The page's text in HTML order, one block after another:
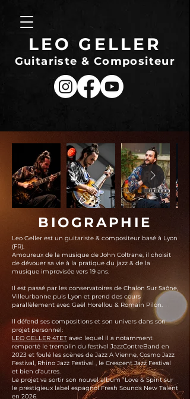
LEO GELLER
Guitariste & Compositeur
BIOGRAPHIE
Leo Geller est un guitariste & compositeur basé à Lyon
(FR).
Amoureux de la musique de John Coltrane, il choisit
de dévouer sa vie à la pratique du jazz & de la
musique improvisée vers 19 ans.
Il est passé par les conservatoires de Chalon Sur Saône,
Villeurbanne puis Lyon et prend des cours
parallèlement avec Gaël Horellou & Romain Pilon.
Il défend ses compositions et son univers dans son
projet personnel:
LEO GELLER 4TET avec lequel il a notamment
remporté le tremplin du festival JazzContreBand en
2023 et foulé les scènes de Jazz A Vienne, Cosmo Jazz
Festival, Rhino Jazz Festival , le Crescent Jazz Festival
et bien d'autres.
Le projet va sortir son nouvel album "Love & Spirit sur
le prestigieux label espagnol Fresh Sounds New Talent
en 2026.